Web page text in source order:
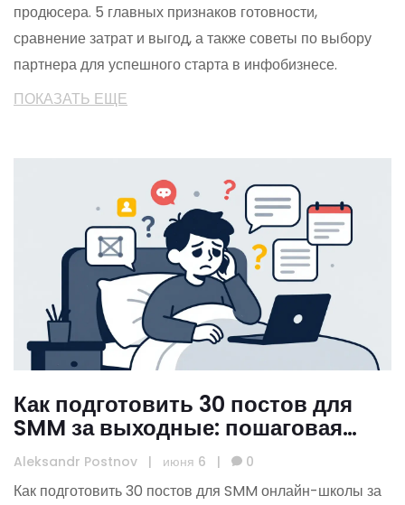
продюсера. 5 главных признаков готовности,
сравнение затрат и выгод, а также советы по выбору
партнера для успешного старта в инфобизнесе.
ПОКАЗАТЬ ЕЩЕ
Как подготовить 30 постов для
SMM за выходные: пошаговая
инструкция для онлайн-школ
Aleksandr Postnov | июня 6 | 0
Как подготовить 30 постов для SMM онлайн-школы за